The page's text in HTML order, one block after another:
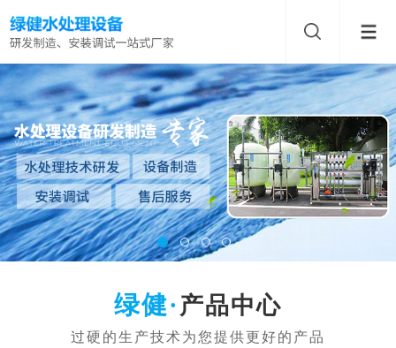
产品中心